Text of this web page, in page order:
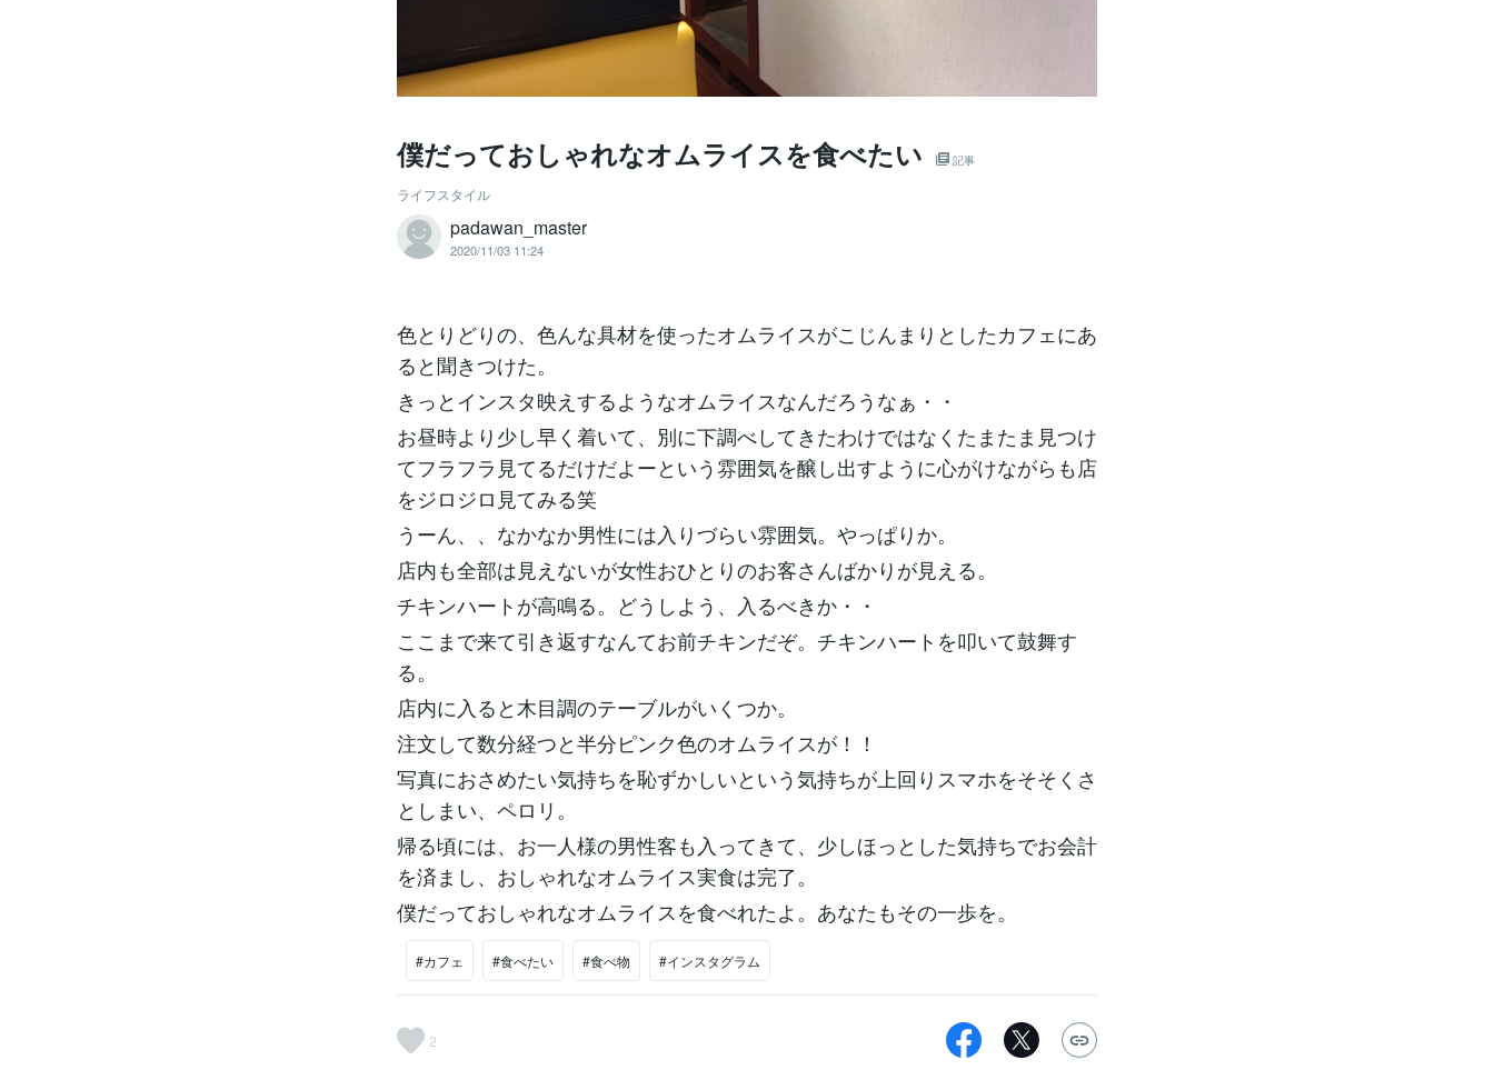
僕だっておしゃれなオムライスを食べたい 記事
ライフスタイル
padawan_master
2020/11/03 11:24
色とりどりの、色んな具材を使ったオムライスがこじんまりとしたカフェにあ
ると聞きつけた。
きっとインスタ映えするようなオムライスなんだろうなぁ・・
お昼時より少し早く着いて、別に下調べしてきたわけではなくたまたま見つけ
てフラフラ見てるだけだよーという雰囲気を醸し出すように心がけながらも店
をジロジロ見てみる笑
うーん、、なかなか男性には入りづらい雰囲気。やっぱりか。
店内も全部は見えないが女性おひとりのお客さんばかりが見える。
チキンハートが高鳴る。どうしよう、入るべきか・・
ここまで来て引き返すなんてお前チキンだぞ。チキンハートを叩いて鼓舞す
る。
店内に入ると木目調のテーブルがいくつか。
注文して数分経つと半分ピンク色のオムライスが！！
写真におさめたい気持ちを恥ずかしいという気持ちが上回りスマホをそそくさ
としまい、ペロリ。
帰る頃には、お一人様の男性客も入ってきて、少しほっとした気持ちでお会計
を済まし、おしゃれなオムライス実食は完了。
僕だっておしゃれなオムライスを食べれたよ。あなたもその一歩を。
#カフェ #食べたい #食べ物 #インスタグラム
2